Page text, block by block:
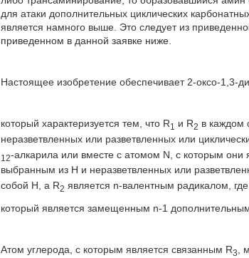
для атаки дополнительных циклических
является намного выше. Это следует из
приведенном в данной заявке ниже.
Настоящее изобретение обеспечивает 2-оксо-1,3-
который характеризуется тем, что R1 и R2 в каждом
неразветвленных или разветвленных или
12-алкарила или вместе с атомом N, с которым
выбранным из Н и неразветвленных или
собой Н, a R2 является n-валентным радикалом,
который является замещенным n-1
Атом углерода, с которым является связанным R3 ,